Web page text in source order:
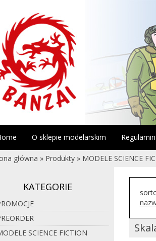
O sklepie modelarskim
główna » Produkty » MODELE SCIENCE
KATEGORIE
SCIENCE FICTION